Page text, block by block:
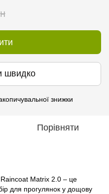
швидко
знижки
Порівняти
Matrix 2.0 – це
для прогулянок у дощову